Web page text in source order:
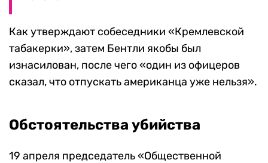
Как утверждают собеседники «Кремлевской
табакерки», затем Бентли якобы был
изнасилован, после чего «один из офицеров
сказал, что отпускать американца уже нельзя».
Обстоятельства убийства
19 апреля председатель «Общественной